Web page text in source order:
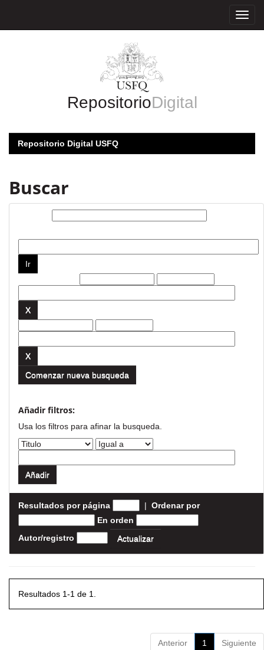
RepositorioDigital
Repositorio Digital USFQ
Buscar
Comenzar nueva busqueda
Añadir filtros:
Usa los filtros para afinar la busqueda.
Resultados por página | Ordenar por
En orden
Autor/registro
Resultados 1-1 de 1.
Anterior 1 Siguiente